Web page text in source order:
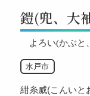
鎧(兜、大
よろい(かぶと
水戸市
紺糸威(こんいと